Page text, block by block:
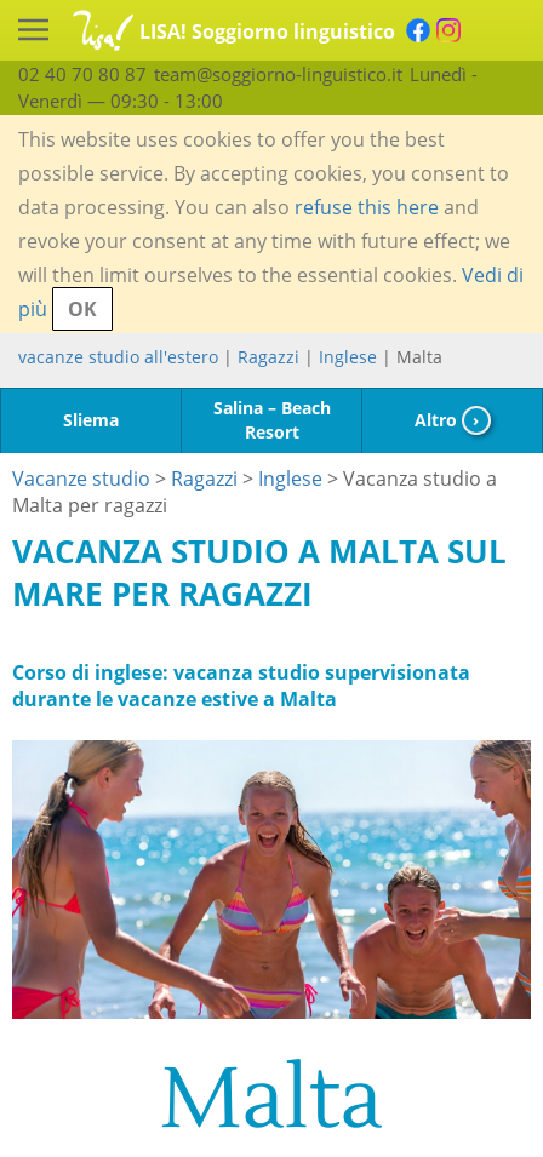
LISA! Soggiorno linguistico
02 40 70 80 87 team@soggiorno-linguistico.it Lunedì -
Venerdì — 09:30 - 13:00
This website uses cookies to offer you the best
possible service. By accepting cookies, you consent to
data processing. You can also refuse this hereand
revoke your consent at any time with future effect; we
will then limit ourselves to the essential cookies. Vedi di
più
OK
vacanze studio all'estero | Ragazzi | Inglese | Malta
Sliema
Salina – Beach
Resort
Altro ›
Vacanze studio > Ragazzi > Inglese> Vacanza studio a
Malta per ragazzi
VACANZA STUDIO A MALTA SUL
MARE PER RAGAZZI
Corso di inglese: vacanza studio supervisionata
durante le vacanze estive a Malta
Malta